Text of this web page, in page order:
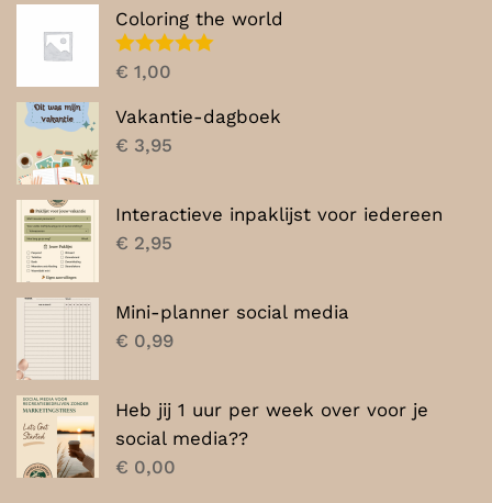
Coloring the world
Gewaardeerd
5.00
€ 1,00
Vakantie-dagboek
€ 3,95
Interactieve inpaklijst voor iedereen
€ 2,95
Mini-planner social media
€ 0,99
Heb jij 1 uur per week over voor je
social media??
€ 0,00